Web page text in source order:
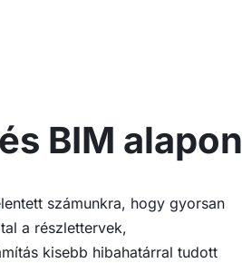
BIM alapon
számunkra, hogy gyorsan
a részlettervek,
kisebb hibahatárral tudott